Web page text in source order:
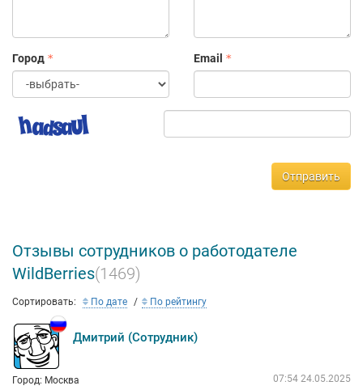
Город Email
Отправить
Отзывы сотрудников о работодателе
WildBerries(1469)
Сортировать: По дате По рейтингу
Дмитрий (Сотрудник)
Город: Москва 07:54 24.05.2025